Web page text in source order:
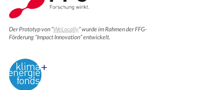
Der Prototyp von “WeLocally” wurde im Rahmen der FFG-
Förderung “Impact Innovation” entwickelt.